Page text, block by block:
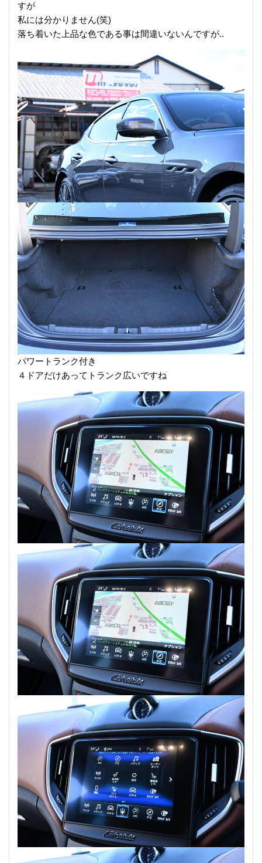
すが
私には分かりません(笑)
落ち着いた上品な色である事は間違いないんですが..
パワートランク付き
４ドアだけあってトランク広いですね